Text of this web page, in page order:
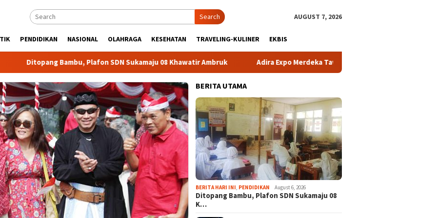
Search AUGUST 7, 2026
PENDIDIKAN NASIONAL OLAHRAGA KESEHATAN TRAVELING-KULINER EKBIS
Bambu, Plafon SDN Sukamaju 08 Khawatir Ambruk Adira Expo Merdeka Tawarkan Bunga 1,76 Persen
BERITA UTAMA
BERITA HARI INI PENDIDIKAN August 6, 2026
Ditopang Bambu, Plafon SDN Sukamaju 08
K…